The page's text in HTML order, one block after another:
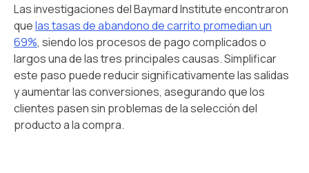
Las investigaciones del Baymard Institute encontraron
quelas tasas de abandono de carrito promedian un
69%, siendo los procesos de pago complicados o
largos una de las tres principales causas. Simplificar
este paso puede reducir significativamente las salidas
y aumentar las conversiones, asegurando que los
clientes pasen sin problemas de la selección del
producto a la compra.